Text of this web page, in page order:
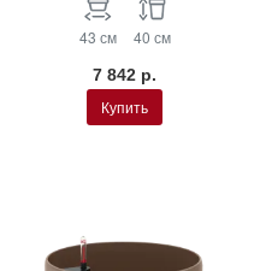
43 см 40 см
7 842 р.
Купить